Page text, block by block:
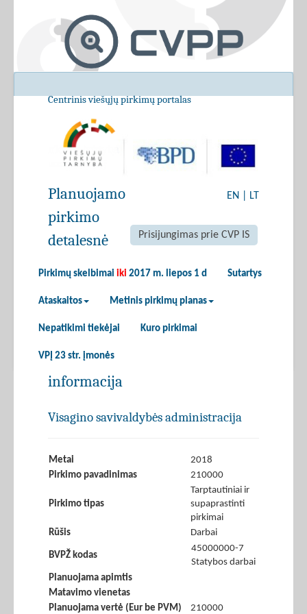
Centrinis viešųjų pirkimų portalas
EN LT
Prisijungimas prie CVP IS
Pirkimų skelbimai iki 2017 m. liepos 1 d Sutartys
Ataskaitos Metinis pirkimų planas
Nepatikimi tiekėjai Kuro pirkimai
VPĮ 23 str. įmonės
Planuojamo
pirkimo
detalesnė
informacija
Visagino savivaldybės administracija
Metai
2018
Pirkimo pavadinimas
210000
Pirkimo tipas
Tarptautiniai ir
supaprastinti
pirkimai
Rūšis
Darbai
BVPŽ kodas
45000000-7
Statybos darbai
Planuojama apimtis
Matavimo vienetas
Planuojama vertė (Eur be PVM)
210000